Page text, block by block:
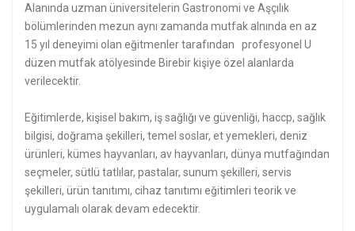
Alanında uzman üniversitelerin Gastronomi ve Aşçılık
bölümlerinden mezun aynı zamanda mutfak alnında en az
15 yıl deneyimi olan eğitmenler tarafından profesyonel U
düzen mutfak atölyesinde Birebir kişiye özel alanlarda
verilecektir.
Eğitimlerde, kişisel bakım, iş sağlığı ve güvenliği, haccp, sağlık
bilgisi, doğrama şekilleri, temel soslar, et yemekleri, deniz
ürünleri, kümes hayvanları, av hayvanları, dünya mutfağından
seçmeler, sütlü tatlılar, pastalar, sunum şekilleri, servis
şekilleri, ürün tanıtımı, cihaz tanıtımı eğitimleri teorik ve
uygulamalı olarak devam edecektir.